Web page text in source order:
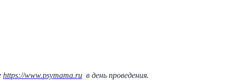
https://www.psymama.ru в день проведения.